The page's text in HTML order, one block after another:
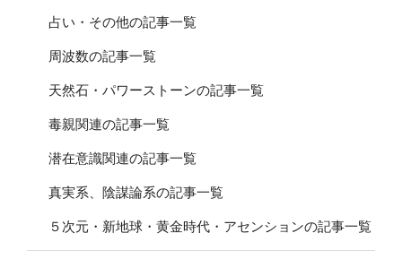
占い・その他の記事一覧
周波数の記事一覧
天然石・パワーストーンの記事一覧
毒親関連の記事一覧
潜在意識関連の記事一覧
真実系、陰謀論系の記事一覧
５次元・新地球・黄金時代・アセンションの記事一覧